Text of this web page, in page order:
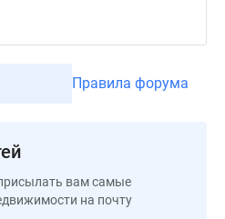
Правила форума
вам самые
на почту